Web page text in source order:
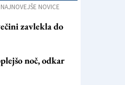
NAJNOVEJŠE NOVICE
zavlekla do
noč, odkar